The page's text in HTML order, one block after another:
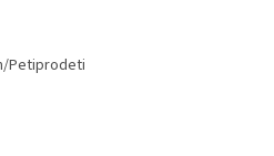
Petiprodeti